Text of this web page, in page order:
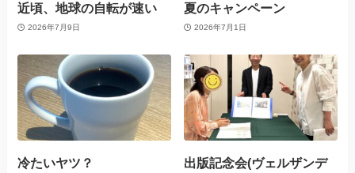
近頃、地球の自転が速い
2026年7月9日
夏のキャンペーン
2026年7月1日
冷たいヤツ？
出版記念会(ヴェルザンデ